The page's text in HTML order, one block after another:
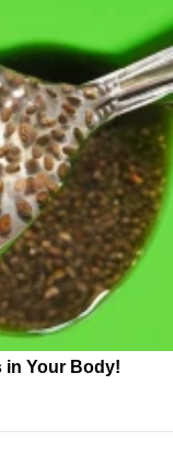
in Your Body!